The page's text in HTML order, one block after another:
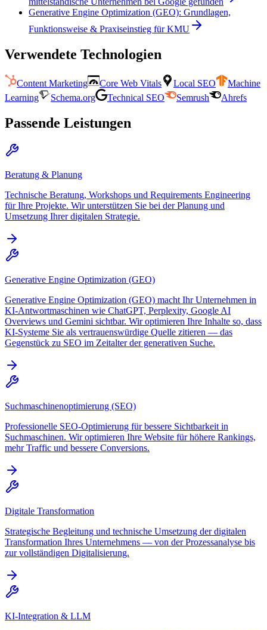
Generative Engine Optimization (GEO): Grundlagen,
Funktionsweise & Praxiseinstieg für KMU
Verwendete Technologien
Content Marketing Core Web Vitals Local SEO
Machine
Learning
Schema.org Technical SEO Semrush Ahrefs
Passende Leistungen
Beratung & Planung
Technische Beratung, Workshops und Requirements Engineering
für Ihre Projekte. Wir unterstützen Sie bei der Planung und
Umsetzung Ihrer digitalen Strategie.
Generative Engine Optimization (GEO)
Generative Engine Optimization (GEO) macht Ihr Unternehmen in
KI-Antwortmaschinen wie ChatGPT, Perplexity, Google AI
Overviews und Gemini sichtbar. Wir optimieren Ihre Inhalte so, dass
KI-Systeme Sie als vertrauenswürdige Quelle zitieren — das
Gegenstück zu SEO im Zeitalter der generativen Suche.
Suchmaschinenoptimierung (SEO)
Professionelle SEO-Optimierung für bessere Sichtbarkeit in
Suchmaschinen. Wir optimieren Ihre Website für höhere Rankings,
mehr Traffic und bessere Conversions.
Digitale Transformation
Strategische Begleitung und technische Umsetzung der digitalen
Transformation Ihres Unternehmens — von der Prozessanalyse bis
zur vollständigen Digitalisierung.
KI-Integration & LLM